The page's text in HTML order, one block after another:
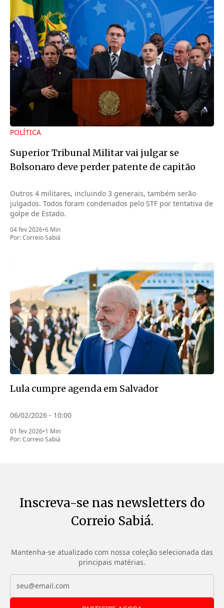
POLÍTICA
Superior Tribunal Militar vai julgar se
Bolsonaro deve perder patente de capitão
Outros 4 militares, incluindo 3 generais, também serão
julgados. Todos foram condenados pelo STF por tentativa de
golpe de Estado.
04 fev 2026•6 Min
Por:Correio Sabiá
Lula cumpre agenda em Salvador
06/02/2026 - 10:00
01 fev 2026•1 Min
Por:Correio Sabiá
Inscreva-se nas newsletters do
Correio Sabiá.
Mantenha-se atualizado com nossa coleção selecionada das
principais matérias.